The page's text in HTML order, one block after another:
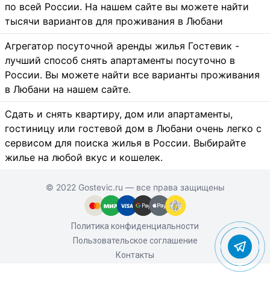
по всей России. На нашем сайте вы можете найти
тысячи вариантов для проживания в Любани
Агрегатор посуточной аренды жилья Гостевик -
лучший способ снять апартаменты посуточно в
России. Вы можете найти все варианты проживания
в Любани на нашем сайте.
Сдать и снять квартиру, дом или апартаменты,
гостиницу или гостевой дом в Любани очень легко с
сервисом для поиска жилья в России. Выбирайте
жилье на любой вкус и кошелек.
© 2022 Gostevic.ru — все права защищены
Политика конфиденциальности
Пользовательское соглашение
Контакты